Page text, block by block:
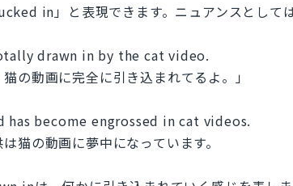
in」と表現できます。ニュアンスとして
drawn in by the cat video.
猫の動画に完全に引き込まれてるよ。」
has become engrossed in cat videos.
猫の動画に夢中になっています。